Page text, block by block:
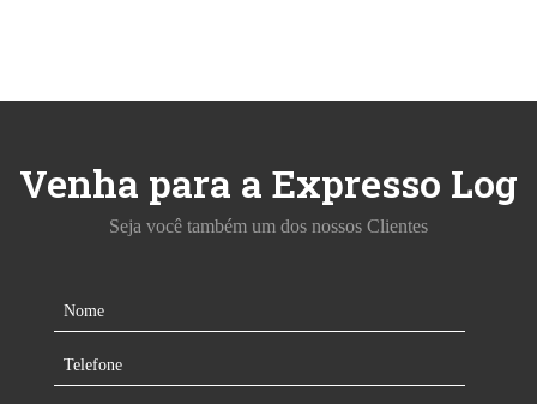
Venha para a Expresso Log
Seja você também um dos nossos Clientes